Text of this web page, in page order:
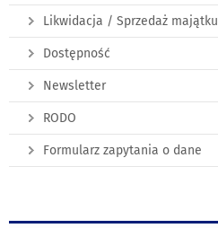
Likwidacja / Sprzedaż majątku
Dostępność
Newsletter
RODO
Formularz zapytania o dane